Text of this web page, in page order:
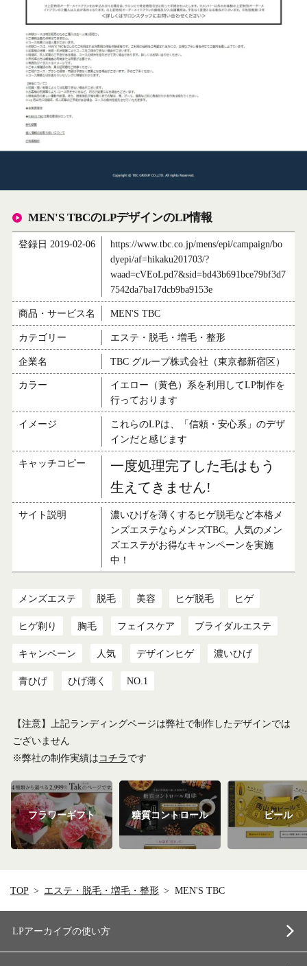
MEN'S TBCのLPデザインのLP情報
登録日 2019-02-06
https://www.tbc.co.jp/mens/epi/campaign/bo
dyepi/af=hikaku201703/?
waad=cVEoLpd7&sid=bd43b691bce79bf3d7
7542da7ba17dcb9ba9153e
商品・サービス名 MEN'S TBC
カテゴリー エステ・脱毛・増毛・整形
企業名 TBC グループ株式会社（東京都新宿区）
カラー
イエロー（黄色）系を利用してLP制作を
行っております
イメージ
これらのLPは、「信頼・安心系」のデザ
インだと感じます
キャッチコピー
一度処理完了した毛はもう
生えてきません!
サイト説明
濃いひげを薄くするヒゲ脱毛など本格メ
ンズエステならメンズTBC。人気のメン
ズエステがお得なキャンペーンを実施
中！
メンズエステ 脱毛 美容 ヒゲ脱毛 ヒゲ
ヒゲ剃り 胸毛 フェイスケア ブライダルエステ
キャンペーン 人気 デザインヒゲ 濃いひげ
青ひげ ひげ薄く NO.1
【注意】上記ランディングページは弊社で制作したデザインでは
ございません
※弊社の制作実績はコチラです
フラワーギフト 糖質コントロール ビール
TOP エステ・脱毛・増毛・整形 MEN'S TBC
LPアーカイブの使い方